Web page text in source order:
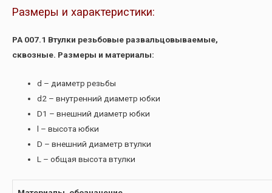
Размеры и характеристики:
РА 007.1 Втулки резьбовые развальцовываемые,
сквозные. Размеры и материалы:
d – диаметр резьбы
d2 – внутренний диаметр юбки
D1 – внешний диаметр юбки
l – высота юбки
D – внешний диаметр втулки
L – общая высота втулки